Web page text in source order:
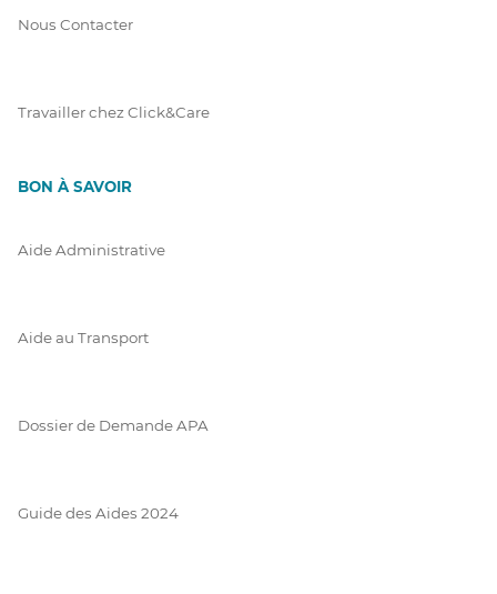
Nous Contacter
Travailler chez Click&Care
BON À SAVOIR
Aide Administrative
Aide au Transport
Dossier de Demande APA
Guide des Aides 2024